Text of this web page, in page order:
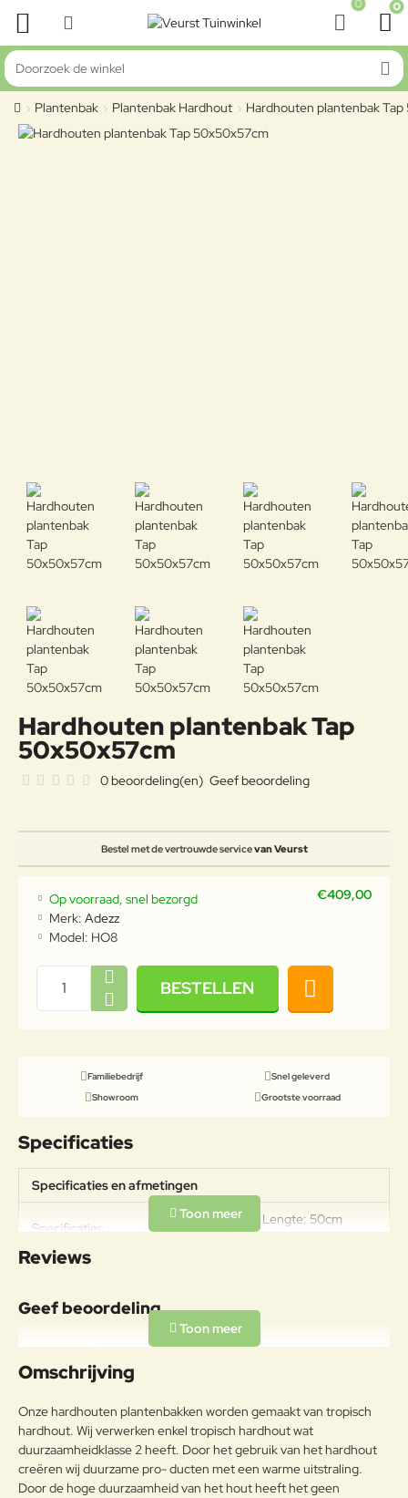
0 0
Doorzoek de winkel
home
Plantenbak Plantenbak Hardhout Hardhouten plantenbak
Hardhouten plantenbak Tap
50x50x57cm
Bestel met de vertrouwde servicevan Veurst
0 beoordeling(en) Geef beoordeling
€409,00
Op voorraad, snel bezorgd
Merk: Adezz
Model: HO8
BESTELLEN
Familiebedrijf
Snel geleverd
Showroom
Grootste voorraad
Specificaties
Specificaties en afmetingen
Specificaties
Gewicht: 25kg Lengte: 50cm
Reviews
Geef beoordeling
Uw naam:
g:
Omschrijving
Onze hardhouten plantenbakken worden gemaakt van tropisch
hardhout. Wij verwerken enkel tropisch hardhout wat
duurzaamheidklasse 2 heeft. Door het gebruik van het hardhout
creëren wij duurzame pro- ducten met een warme uitstraling.
Door de hoge duurzaamheid van het hout heeft het geen